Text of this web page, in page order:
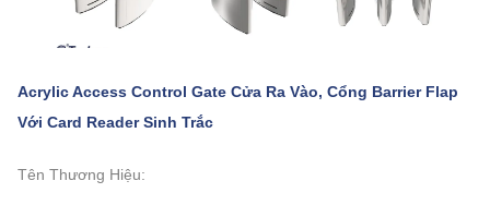
Acrylic Access Control Gate Cửa Ra Vào, Cổng Barrier Flap
Với Card Reader Sinh Trắc
Tên Thương Hiệu: